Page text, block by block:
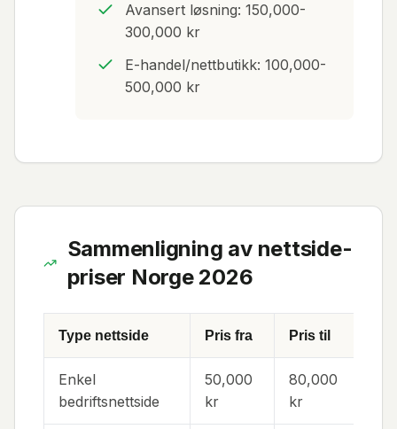
Avansert løsning: 150,000-
300,000 kr
E-handel/nettbutikk: 100,000-
500,000 kr
Sammenligning av nettside-
priser Norge 2026
Type nettside Pris fra Pris til
Enkel
bedriftsnettside
50,000
kr
80,000
kr